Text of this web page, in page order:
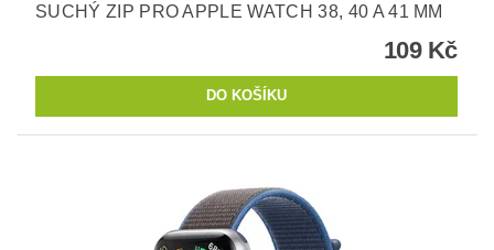
SUCHÝ ZIP PRO APPLE WATCH 38, 40 A 41 MM
109 Kč